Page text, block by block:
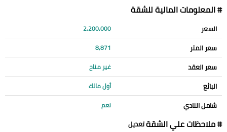
# المعلومات المالية للشقة
السعر 2,200,000
سعر المتر 8,871
سعر العقد غير متاح
البائع أول مالك
شامل النادي نعم
# ملاحظات علي الشقةتعديل